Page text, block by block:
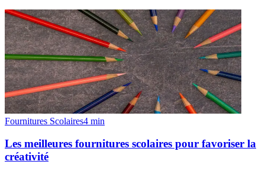
Fournitures Scolaires4 min
Les meilleures fournitures scolaires pour favoriser la
créativité